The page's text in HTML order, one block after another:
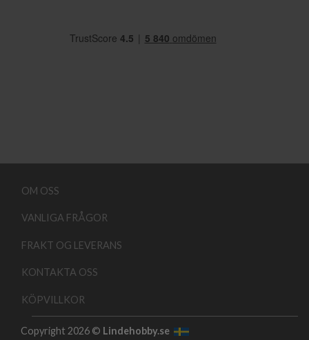
OM OSS
VANLIGA FRÅGOR
FRAKT OG LEVERANS
KONTAKTA OSS
KÖPVILLKOR
Copyright 2026 © Lindehobby.se